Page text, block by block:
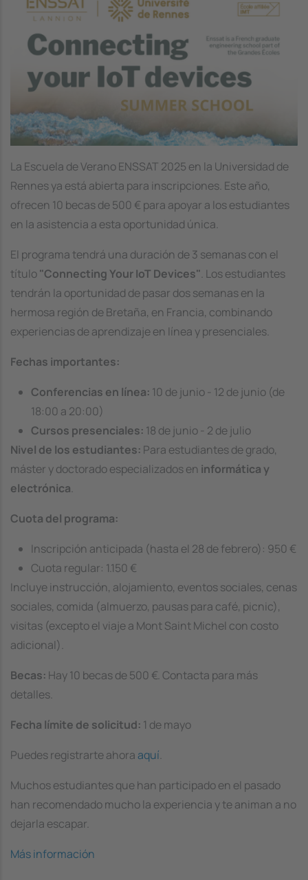
La Escuela de Verano ENSSAT 2025 en la Universidad de
Rennes ya está abierta para inscripciones. Este año,
ofrecen 10 becas de 500 € para apoyar a los estudiantes
en la asistencia a esta oportunidad única.
El programa tendrá una duración de 3 semanas con el
título"Connecting Your IoT Devices". Los estudiantes
tendrán la oportunidad de pasar dos semanas en la
hermosa región de Bretaña, en Francia, combinando
experiencias de aprendizaje en línea y presenciales.
Fechas importantes:
Conferencias en línea: 10 de junio - 12 de junio (de
18:00 a 20:00)
Cursos presenciales: 18 de junio - 2 de julio
Nivel de los estudiantes: Para estudiantes de grado,
máster y doctorado especializados en informática y
electrónica.
Cuota del programa:
Inscripción anticipada (hasta el 28 de febrero): 950 €
Cuota regular: 1.150 €
Incluye instrucción, alojamiento, eventos sociales, cenas
sociales, comida (almuerzo, pausas para café, picnic),
visitas (excepto el viaje a Mont Saint Michel con costo
adicional).
Becas: Hay 10 becas de 500 €. Contacta para más
detalles.
Fecha límite de solicitud: 1 de mayo
Puedes registrarte ahoraaquí.
Muchos estudiantes que han participado en el pasado
han recomendado mucho la experiencia y te animan a no
dejarla escapar.
Más información